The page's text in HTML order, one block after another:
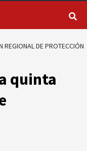
REGIONAL DE PROTECCIÓN
quinta